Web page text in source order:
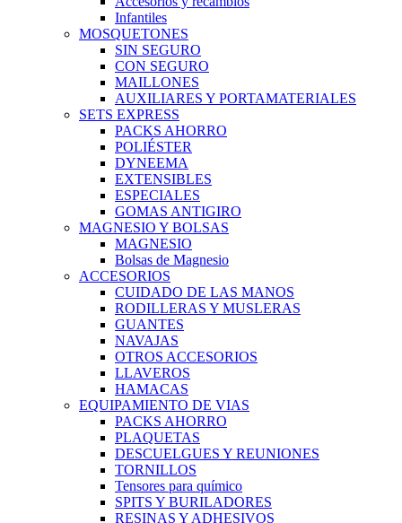
Infantiles
MOSQUETONES
SIN SEGURO
CON SEGURO
MAILLONES
AUXILIARES Y PORTAMATERIALES
SETS EXPRESS
PACKS AHORRO
POLIÉSTER
DYNEEMA
EXTENSIBLES
ESPECIALES
GOMAS ANTIGIRO
MAGNESIO Y BOLSAS
MAGNESIO
Bolsas de Magnesio
ACCESORIOS
CUIDADO DE LAS MANOS
RODILLERAS Y MUSLERAS
GUANTES
NAVAJAS
OTROS ACCESORIOS
LLAVEROS
HAMACAS
EQUIPAMIENTO DE VIAS
PACKS AHORRO
PLAQUETAS
DESCUELGUES Y REUNIONES
TORNILLOS
Tensores para químico
SPITS Y BURILADORES
RESINAS Y ADHESIVOS